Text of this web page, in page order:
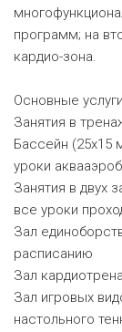
программ; на
кардио-зона.
Основные
Занятия в
Бассейн (25х15
уроки
Занятия в двух
все уроки
Зал
расписанию
Зал
Зал игровых
настольного